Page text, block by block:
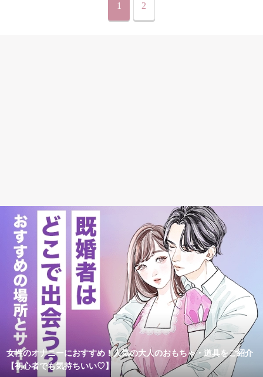
1 2
女性のオナニーにおすすめ！人気の大人のおもちゃ・道具をご紹介
【初心者でも気持ちいい♡】